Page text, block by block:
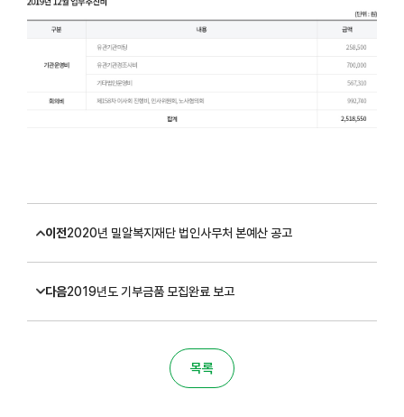
이전2020년 밀알복지재단 법인사무처 본예산 공고
다음2019년도 기부금품 모집완료 보고
목록